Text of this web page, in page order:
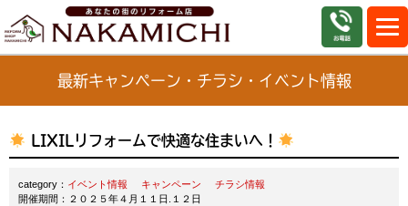
最新キャンペーン・チラシ・イベント情報
LIXILリフォームで快適な住まいへ！
category： イベント情報 キャンペーン
チラシ情報
開催期間：２０２５年４月１１日.１２日